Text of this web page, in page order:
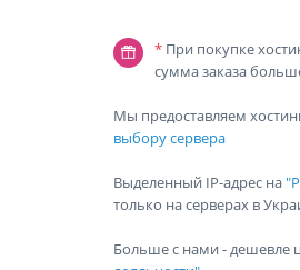
* При покупке
сумма заказа
Мы предоставляем
выбору сервера
Выделенный IP-адрес на
только на серверах в
Больше с нами - дешевле